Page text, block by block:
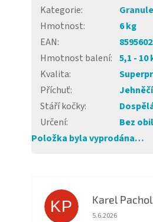
Kategorie:
Hmotnost:
6 kg
EAN:
Hmotnost balení: 5,1 - 10
Kvalita:
Příchuť:
Jehněčí
Stáří kočky:
Určení:
Bez
Položka byla vyprodána…
KP Karel
Hodnocení
5.6.2026